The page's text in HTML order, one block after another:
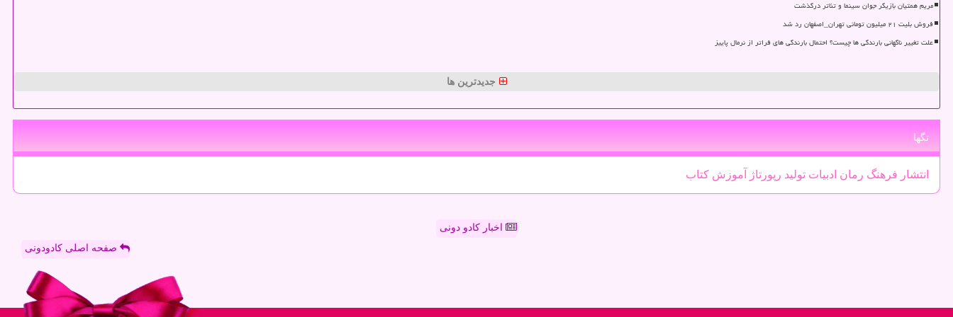
مریم همتیان بازیگر جوان سینما و تئاتر درگذشت
فروش بلیت ۲۱ میلیون تومانی تهران_اصفهان رد شد
علت تغییر ناگهانی بارندگی ها چیست؟ احتمال بارندگی های فراتر از نرمال پاییز
جدیدترین ها
تگها
انتشار فرهنگ رمان ادبیات تولید رپورتاژ آموزش كتاب
اخبار کادو دونی
صفحه اصلی کادودونی